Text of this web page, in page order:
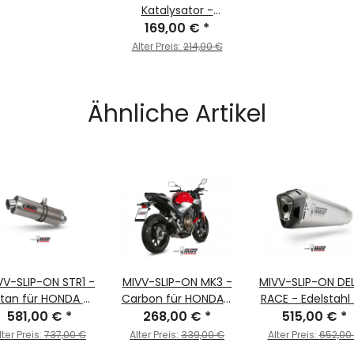
Katalysator -
ACC.042.A1
169,00 € *
Alter Preis:214,00 €
Ähnliche Artikel
SLIP-ON STR1 -
für HONDA -
250 R BJ. 2022 >
2024 -
581,00 € *
Preis: 737,00 €
MIVV-SLIP-ON MK3 -
Carbon für HONDA -
CB 500 F BJ. 2019 >
2024 - H.075.SM3C
268,00 € *
Alter Preis: 339,00 €
MIVV-SLIP-ON
RACE - Edelstahl
HONDA - X-ADV
BJ. 2017 >
515,00 € *
Alter Preis: